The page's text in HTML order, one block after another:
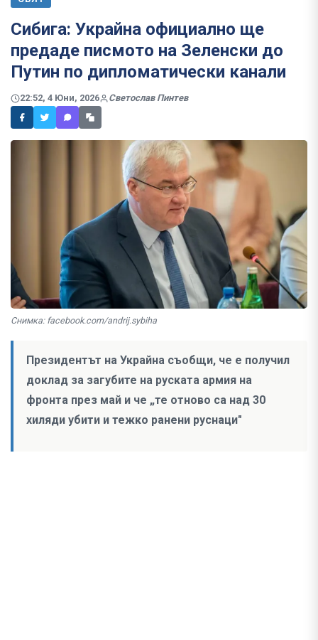
Сибига: Украйна официално ще
предаде писмото на Зеленски до
Путин по дипломатически канали
22:52, 4 Юни, 2026 Светослав Пинтев
Снимка: facebook.com/andrij.sybiha
Президентът на Украйна съобщи, че е получил
доклад за загубите на руската армия на
фронта през май и че „те отново са над 30
хиляди убити и тежко ранени руснаци"